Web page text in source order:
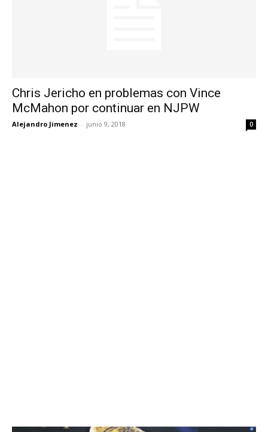
Chris Jericho en problemas con Vince
McMahon por continuar en NJPW
Alejandro Jimenez - junio 9, 2018 0